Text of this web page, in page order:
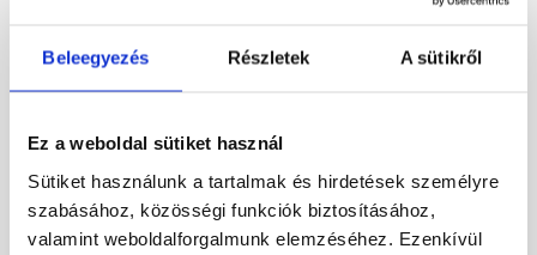
Beleegyezés Részletek A sütikről
Ez a weboldal sütiket használ
Sütiket használunk a tartalmak és hirdetések személyre
szabásához, közösségi funkciók biztosításához,
valamint weboldalforgalmunk elemzéséhez. Ezenkívül
falburkoló lap
Rendelésre Rendelésre